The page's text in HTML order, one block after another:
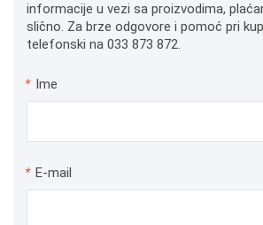
informacije u vezi sa proizvodima,
slično. Za brze odgovore i pomoć pri
telefonski na 033 873 872.
* Ime
* E-mail